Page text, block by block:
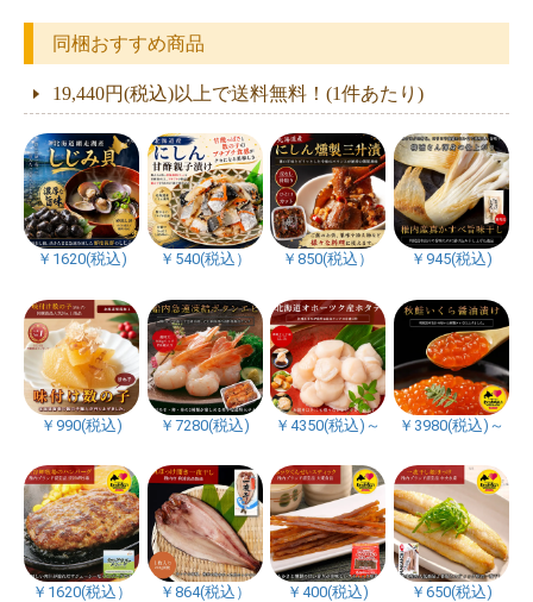
同梱おすすめ商品
19,440円(税込)以上で送料無料！(1件あたり)
￥1620(税込) ￥540(税込） ￥850(税込） ￥945(税込)
￥990(税込) ￥7280(税込) ￥4350(税込)～ ￥3980(税込)～
￥1620(税込） ￥864(税込） ￥400(税込) ￥650(税込)